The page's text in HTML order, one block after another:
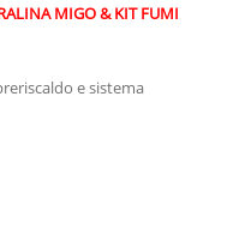
MIGO & KIT FUMI
e sistema